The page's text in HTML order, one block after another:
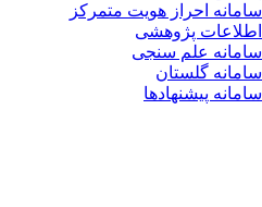
سامانه احراز هویت متمرکز
اطلاعات پژوهشی
سامانه علم سنجی
سامانه گلستان
سامانه پیشنهادها